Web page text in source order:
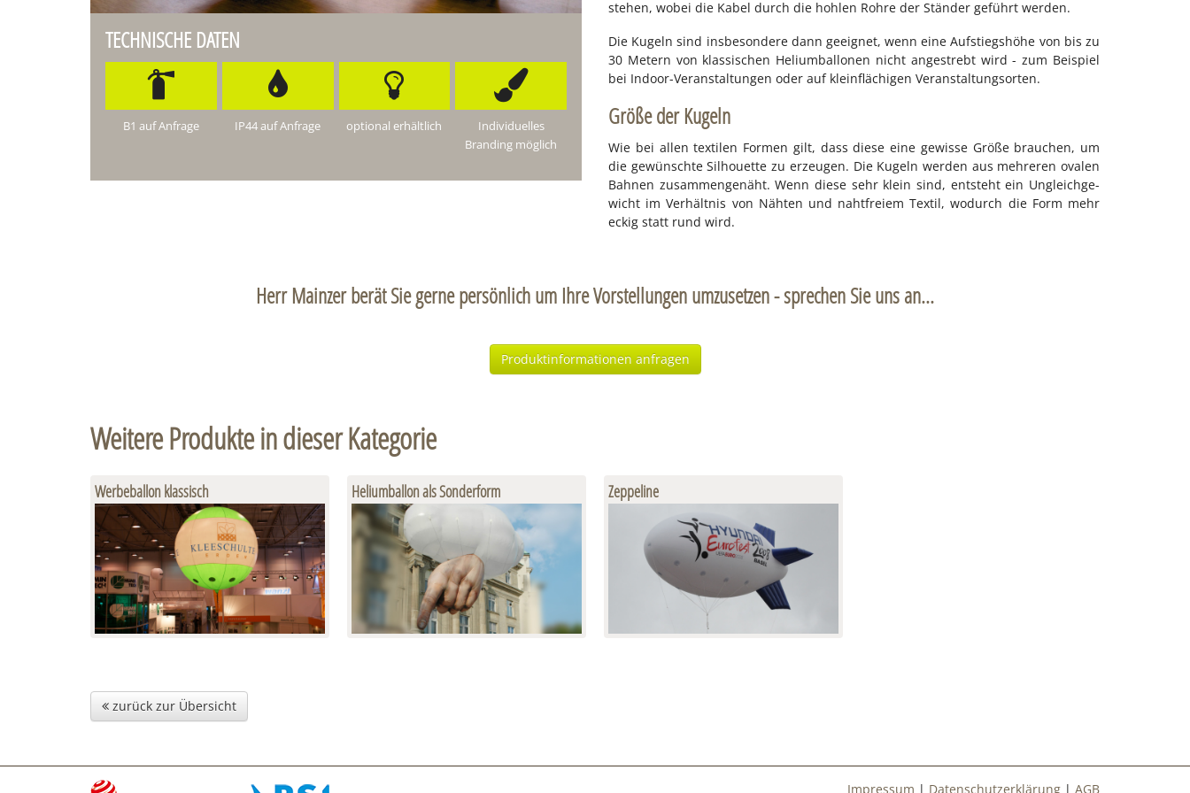
TECHNISCHE DATEN
B1 auf Anfrage IP44 auf Anfrage optional erhältlich
Individuelles
Branding möglich
ste­hen, wo­bei die Ka­bel durch die hoh­len Roh­re der Stän­der ge­führt wer­den.
Die Ku­geln sind ins­be­son­de­re dann ge­eig­net, wenn eine Auf­stiegs­hö­he von bis zu
30 Me­tern von klas­si­schen He­li­um­bal­lo­nen nicht an­ge­strebt wird - zum Bei­spiel
bei In­door-Ver­an­stal­tun­gen oder auf klein­flä­chi­gen Ver­an­stal­tungs­or­ten.
Größe der Kugeln
Wie bei al­len tex­ti­len For­men gilt, dass die­se eine ge­wis­se Grö­ße brau­chen, um
die ge­wünsch­te Sil­hou­et­te zu er­zeu­gen. Die Ku­geln wer­den aus meh­re­ren ova­len
Bah­nen zu­sam­men­ge­näht. Wenn die­se sehr klein sind, ent­steht ein Un­gleich­ge­
wicht im Ver­hält­nis von Näh­ten und naht­frei­em Tex­til, wo­durch die Form mehr
eckig statt rund wird.
Herr Mainzer berät Sie gerne persönlich um Ihre Vorstellungen umzusetzen - sprechen Sie uns an...
Produktinformationen anfragen
Weitere Produkte in dieser Kategorie
Werbeballon klassisch Heliumballon als Sonderform Zeppeline
zurück zur Übersicht
Impressum | Datenschutzerklärung | AGB